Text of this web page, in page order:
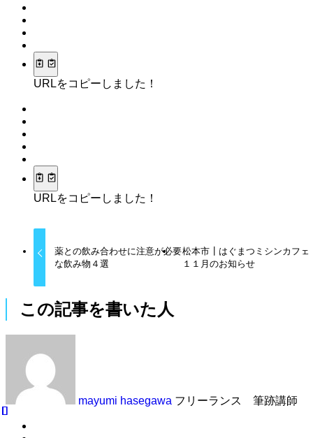
URLをコピーしました！
URLをコピーしました！
薬との飲み合わせに注意が必要
な飲み物４選
松本市┃はぐまつミシンカフェ
１１月のお知らせ
この記事を書いた人
mayumi hasegawa フリーランス 筆跡講師